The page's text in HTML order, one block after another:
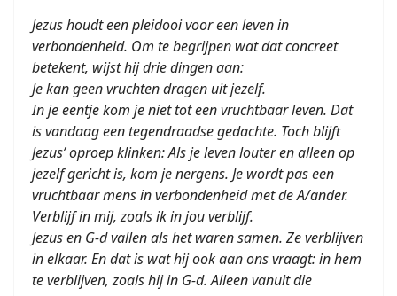
Jezus houdt een pleidooi voor een leven in
verbondenheid. Om te begrijpen wat dat concreet
betekent, wijst hij drie dingen aan:
Je kan geen vruchten dragen uit jezelf.
In je eentje kom je niet tot een vruchtbaar leven. Dat
is vandaag een tegendraadse gedachte. Toch blijft
Jezus’ oproep klinken: Als je leven louter en alleen op
jezelf gericht is, kom je nergens. Je wordt pas een
vruchtbaar mens in verbondenheid met de A/ander.
Verblijf in mij, zoals ik in jou verblijf.
Jezus en G-d vallen als het waren samen. Ze verblijven
in elkaar. En dat is wat hij ook aan ons vraagt: in hem
te verblijven, zoals hij in G-d. Alleen vanuit die